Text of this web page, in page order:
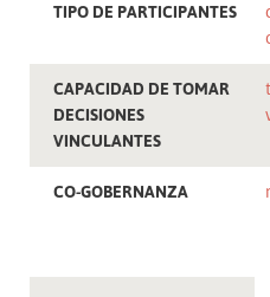
TIPO DE PARTICIPANTES
CAPACIDAD DE TOMAR
DECISIONES
VINCULANTES
CO-GOBERNANZA